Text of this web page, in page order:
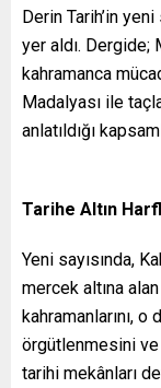
Derin Tarih’in
yer aldı. Dergide;
kahramanca
Madalyası ile
anlatıldığı
Tarihe Altın
Yeni sayısında,
mercek altına
kahramanlarını,
örgütlenmesini ve
tarihi mekânları